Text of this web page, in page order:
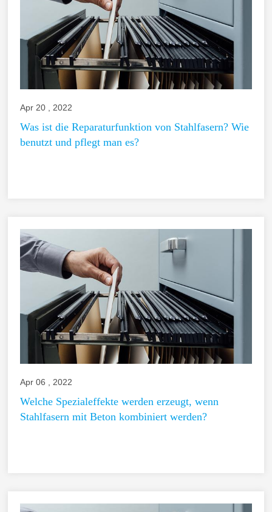
Apr 20 , 2022
Was ist die Reparaturfunktion von Stahlfasern? Wie
benutzt und pflegt man es?
Apr 06 , 2022
Welche Spezialeffekte werden erzeugt, wenn
Stahlfasern mit Beton kombiniert werden?